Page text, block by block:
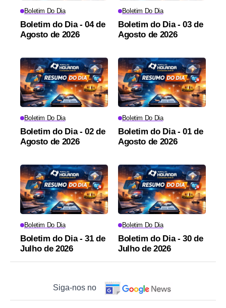
Boletim Do Dia
Boletim do Dia - 04 de
Agosto de 2026
Boletim Do Dia
Boletim do Dia - 03 de
Agosto de 2026
Boletim Do Dia
Boletim do Dia - 02 de
Agosto de 2026
Boletim Do Dia
Boletim do Dia - 01 de
Agosto de 2026
Boletim Do Dia
Boletim do Dia - 31 de
Julho de 2026
Boletim Do Dia
Boletim do Dia - 30 de
Julho de 2026
Siga-nos no